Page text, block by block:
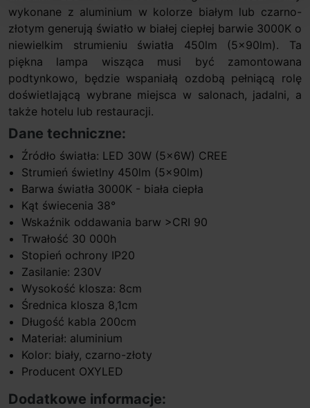
wykonane z aluminium w kolorze białym lub czarno-
złotym generują światło w białej ciepłej barwie 3000K o
niewielkim strumieniu światła 450lm (5x90lm). Ta
piękna lampa wisząca musi być zamontowana
podtynkowo, będzie wspaniałą ozdobą pełniącą rolę
doświetlającą wybrane miejsca w salonach, jadalni, a
także hotelu lub restauracji.
Dane techniczne:
Źródło światła: LED 30W (5x6W) CREE
Strumień świetlny 450lm (5x90lm)
Barwa światła 3000K - biała ciepła
Kąt świecenia 38°
Wskaźnik oddawania barw >CRI 90
Trwałość 30 000h
Stopień ochrony IP20
Zasilanie: 230V
Wysokość klosza: 8cm
Średnica klosza 8,1cm
Długość kabla 200cm
Materiał: aluminium
Kolor: biały, czarno-złoty
Producent OXYLED
Dodatkowe informacje: